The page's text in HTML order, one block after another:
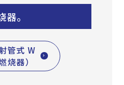
。
管式 W
烧器）